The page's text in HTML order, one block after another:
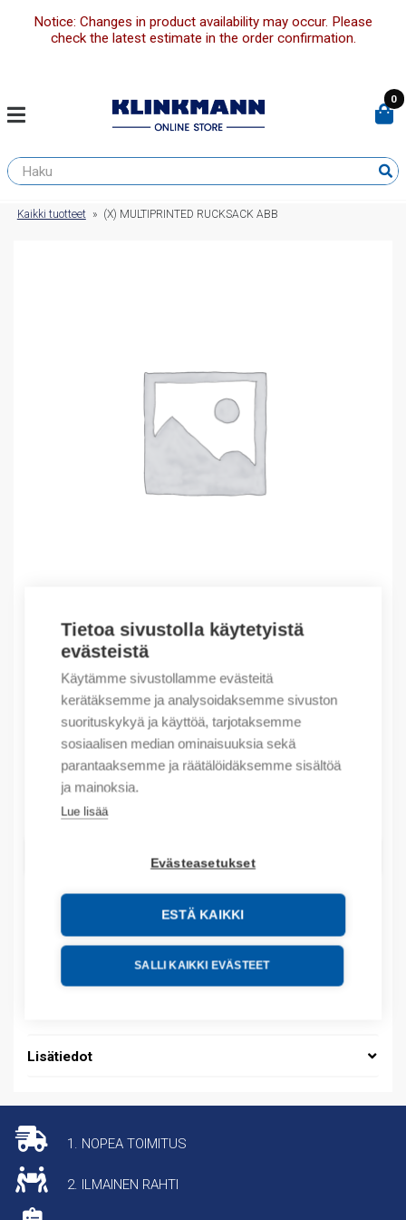
Tietoa sivustolla käytetyistä
evästeistä
Käytämme sivustollamme evästeitä
kerätäksemme ja analysoidaksemme sivuston
suorituskykyä ja käyttöä, tarjotaksemme
sosiaalisen median ominaisuuksia sekä
parantaaksemme ja räätälöidäksemme sisältöä
ja mainoksia.
Lue lisää
Evästeasetukset
ESTÄ KAIKKI
SALLI KAIKKI EVÄSTEET
Notice: Changes in product availability may occur. Please
check the latest estimate in the order confirmation.
0
Kaikki tuotteet » (X) MULTIPRINTED RUCKSACK ABB
Outlet – Erikoishinnat
(X) MULTIPRINTED RUCKSACK ABB
71,23€/ myyntierä
Myyntierä sis. 1 kpl
Määrä
Määrä
LISÄÄ OSTOSKORIIN
Tuotekoodit
Tilauskoodi: 785443MULTID
Lisätiedot
1. NOPEA TOIMITUS
2. ILMAINEN RAHTI